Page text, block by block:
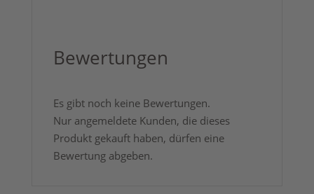
Bewertungen
Es gibt noch keine Bewertungen.
Nur angemeldete Kunden, die dieses
Produkt gekauft haben, dürfen eine
Bewertung abgeben.